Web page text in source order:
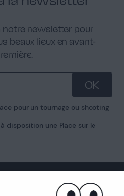
notre newsletter pour
beaux lieux en avant-
OK
pour un tournage ou shooting
disposition une Place sur le